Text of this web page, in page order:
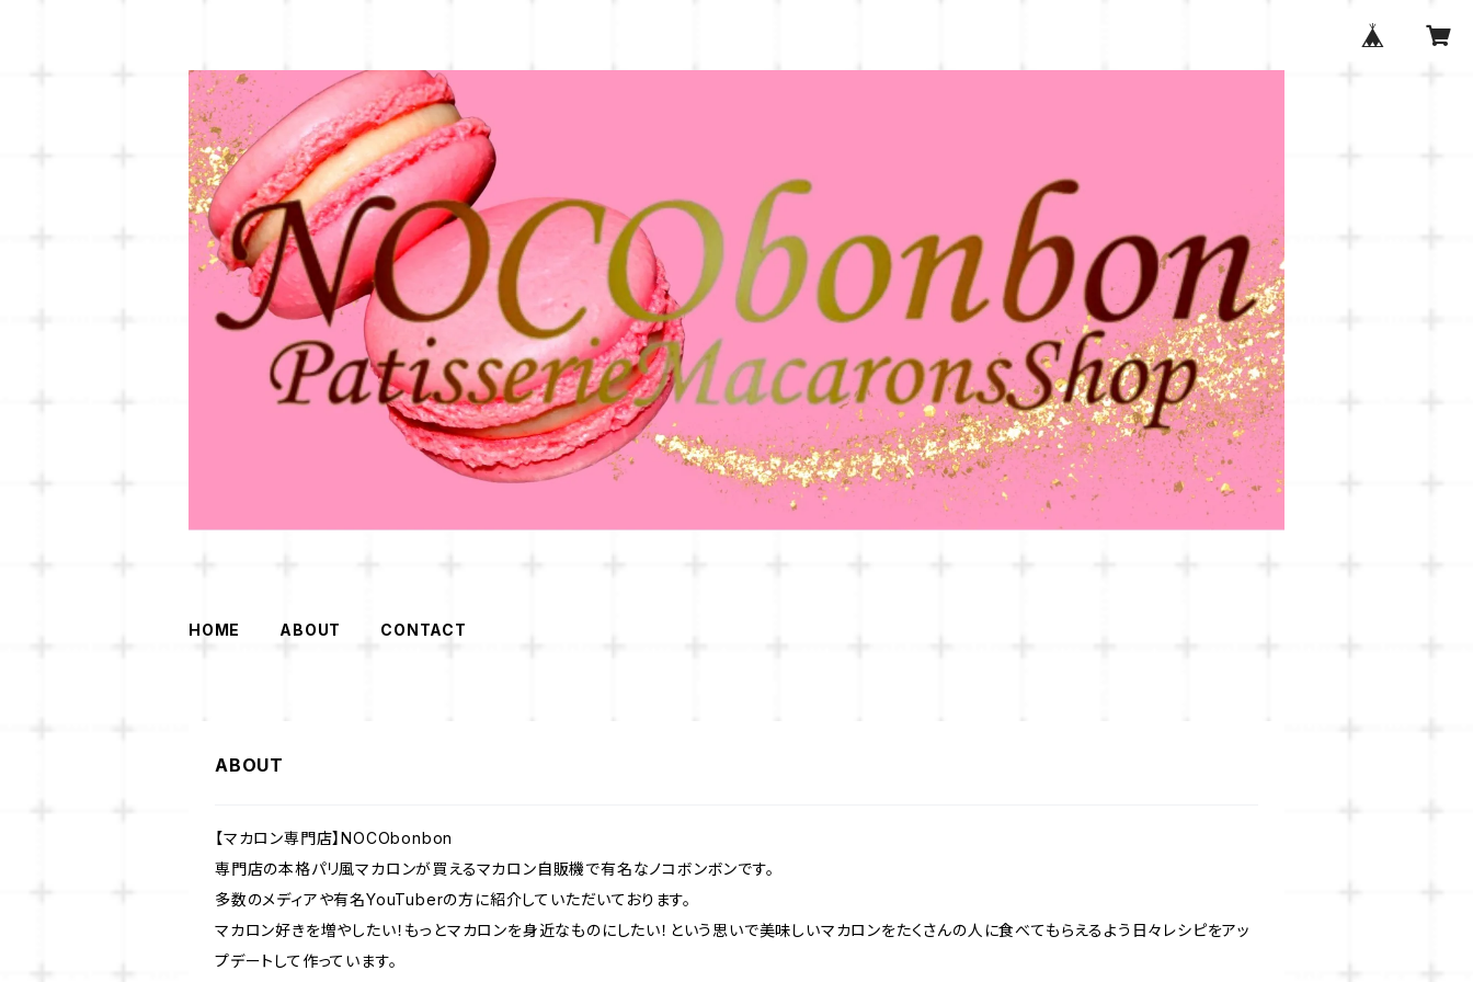
HOME ABOUT CONTACT
ABOUT
【マカロン専門店】NOCObonbon
専門店の本格パリ風マカロンが買えるマカロン自販機で有名なノコボンボンです。
多数のメディアや有名YouTuberの方に紹介していただいております。
マカロン好きを増やしたい！もっとマカロンを身近なものにしたい！という思いで美味しいマカロンをたくさんの人に食べてもらえるよう日々レシピをアッ
プデートして作っています。